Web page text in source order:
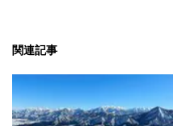
関連記事